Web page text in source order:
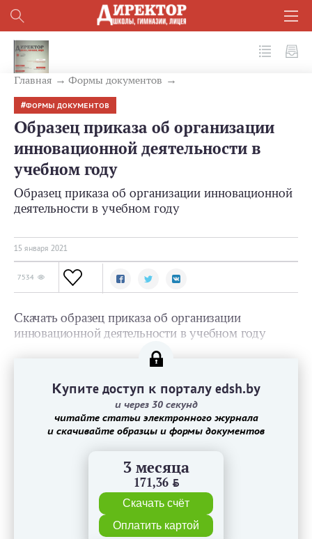
Главная Формы документов
ФОРМЫ ДОКУМЕНТОВ
Образец приказа об организации
инновационной деятельности в
учебном году
Образец приказа об организации инновационной
деятельности в учебном году
15 января 2021
7534
Скачать образец приказа об организации
инновационной деятельности в учебном году
Купите доступ к порталу edsh.by
и через 30 секунд
читайте статьи электронного журнала
и скачивайте образцы и формы документов
3 месяца
171,36 BYN
Скачать счёт
Оплатить картой